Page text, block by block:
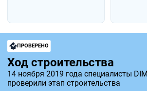
ПРОВЕРЕНО
Ход строительства
14 ноября 2019 года специалисты
проверили этап строительства